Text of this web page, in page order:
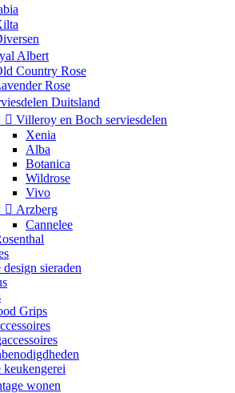
Albert
Country Rose
Rose
Duitsland
 Villeroy en Boch serviesdelen
Xenia
Alba
Botanica
Wildrose
Vivo
 Arzberg
Cannelee
sieraden
Grips
keukengerei
wonen